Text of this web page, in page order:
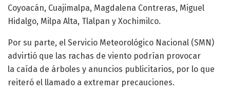
Coyoacán, Cuajimalpa, Magdalena Contreras, Miguel
Hidalgo, Milpa Alta, Tlalpan y Xochimilco.
Por su parte, el Servicio Meteorológico Nacional (SMN)
advirtió que las rachas de viento podrían provocar
la caída de árboles y anuncios publicitarios, por lo que
reiteró el llamado a extremar precauciones.